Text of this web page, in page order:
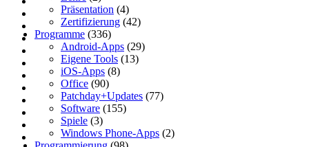
Präsentation (4)
Zertifizierung (42)
Programme (336)
Android-Apps (29)
Eigene Tools (13)
iOS-Apps (8)
Office (90)
Patchday+Updates (77)
Software (155)
Spiele (3)
Windows Phone-Apps (2)